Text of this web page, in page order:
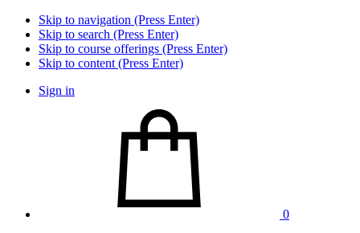
Skip to navigation (Press Enter)
Skip to search (Press Enter)
Skip to course offerings (Press Enter)
Skip to content (Press Enter)
Sign in
0